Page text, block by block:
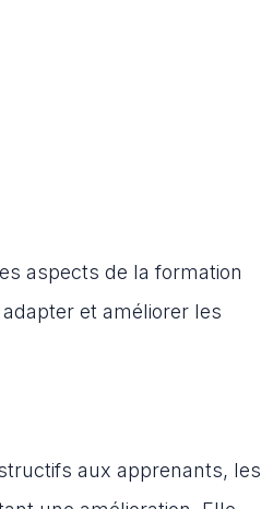
aspects de la formation
et améliorer les
aux apprenants, les